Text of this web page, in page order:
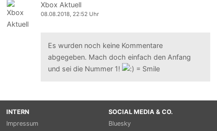
Xbox Aktuell
08.08.2018, 22:52 Uhr
Es wurden noch keine Kommentare
abgegeben. Mach doch einfach den Anfang
und sei die Nummer 1!
INTERN
Impressum
SOCIAL MEDIA & CO.
Bluesky